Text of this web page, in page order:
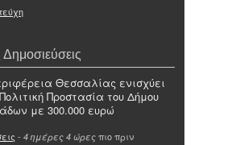
Θεσσαλίας ενισχύει
Προστασία του Δήμου
με 300.000 ευρώ
- 4 ημέρες 4 ώρες πιο πριν